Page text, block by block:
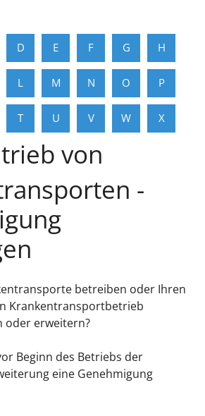
D E F G H
L M N O P
T U V W X
von
-
betreiben oder Ihren
Krankentransportbetrieb
oder erweitern?
Beginn des Betriebs der
eine Genehmigung